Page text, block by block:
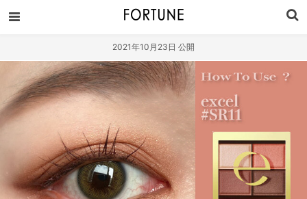
2021年10月23日 公開